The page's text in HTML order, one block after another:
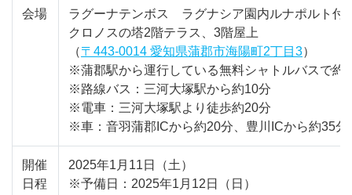
会場
ラグーナテンボス ラグナシア園内ルナポルト付
クロノスの塔2階テラス、3階屋上
（〒443-0014 愛知県蒲郡市海陽町2丁目3）
※蒲郡駅から運行している無料シャトルバスで約
※路線バス：三河大塚駅から約10分
※電車：三河大塚駅より徒歩約20分
※車：音羽蒲郡ICから約20分、豊川ICから約35分
開催
日程
2025年1月11日（土）
※予備日：2025年1月12日（日）